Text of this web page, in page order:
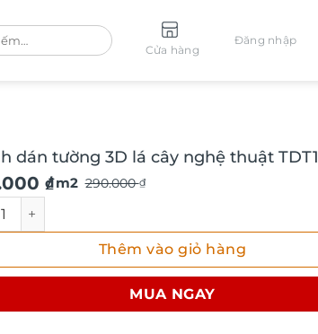
Cửa hàng
Đăng nhập
dán tường 3D lá cây nghệ thuật
290.000₫
₫.
₫
/ m2
dán tường 3D lá cây nghệ thuật TDT1391 số
Thêm vào giỏ hàng
MUA NGAY